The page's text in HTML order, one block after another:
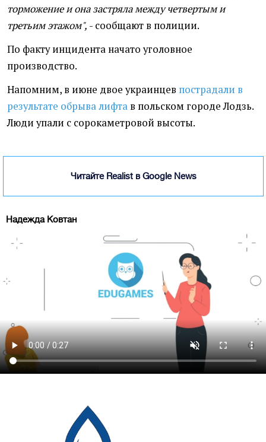
торможение и она застряла между четвертым и
третьим этажом", - сообщают в полиции.
По факту инцидента начато уголовное
производство.
Напомним, в июне двое украинцев пострадали в
результате обрыва лифта в польском городе Лодзь.
Люди упали с сорокаметровой высоты.
Читайте Realist в Google News
Надежда Ковтан